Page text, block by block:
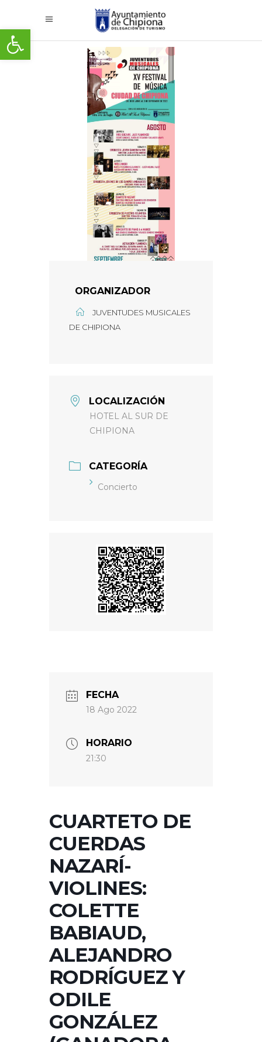
Abrir barra de herramientas
ORGANIZADOR
JUVENTUDES MUSICALES
DE CHIPIONA
LOCALIZACIÓN
HOTEL AL SUR DE
CHIPIONA
CATEGORÍA
Concierto
FECHA
18 Ago 2022
HORARIO
21:30
CUARTETO DE
CUERDAS
NAZARÍ-
VIOLINES:
COLETTE
BABIAUD,
ALEJANDRO
RODRÍGUEZ Y
ODILE
GONZÁLEZ